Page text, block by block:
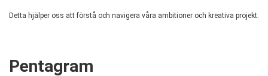
Detta hjälper oss att förstå och navigera våra ambitioner och kreativa projekt.
Pentagram